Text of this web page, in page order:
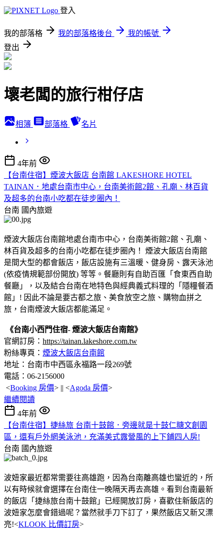
登入
我的部落格 我的部落格後台
我的帳號
登出
壞老闆的旅行柑仔店
相簿 部落格 名片
4年前
【台南住宿】煙波大飯店 台南館 LAKESHORE HOTEL
TAINAN．地處台南市中心，台南美術館2館、孔廟、林百貨
及超多的台南小吃都在徒步圈內！
台南 國內旅遊
煙波大飯店台南館地處台南市中心，台南美術館2館、孔廟、
林百貨及超多的台南小吃都在徒步圈內！ 煙波大飯店台南館
是間大型的都會飯店，飯店設施有三溫暖、健身房、露天泳池
(依疫情規範部份開放) 等等。餐廳則有自助百匯「食東西自助
餐廳」，以及結合台南在地特色與經典義式料理的「隱糧餐酒
館」! 因此不論是要古都之旅、美食放空之旅、購物血拼之
旅，台南煙波大飯店都能滿足。
《台南小西門住宿- 煙波大飯店台南館》
官網訂房： https://tainan.lakeshore.com.tw
粉絲專頁： 煙波大飯店台南館
地址：台南市中西區永福路一段269號
電話：06-2156000
<Booking 房價> || <Agoda 房價>
繼續閱讀
4年前
【台南住宿】捷絲旅 台南十鼓館．旁邊就是十鼓仁糖文創園
區，還有戶外網美泳池，充滿美式露營風的上下鋪四人房!
台南 國內旅遊
波妞家最近都常需要往高雄跑，因為台南離高雄也蠻近的，所
以有時候就會選擇在台南住一晚隔天再去高雄。看到台南最新
的飯店「捷絲旅台南十鼓館」已經開放訂房，喜歡住新飯店的
波妞家怎麼會錯過呢？當然就手刀下訂了，果然飯店又新又漂
亮!<KLOOK 比價訂房>